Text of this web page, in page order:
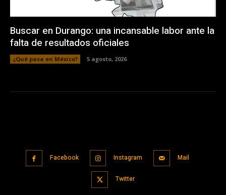
Buscar en Durango: una incansable labor ante la
falta de resultados oficiales
¿Qué pasa en México? 5 agosto, 2026
Facebook Instagram Mail
Twitter